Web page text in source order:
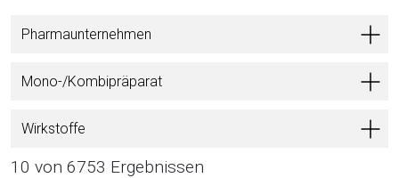
alle
anzuzeigen
Pharmaunternehmen
Mono-/Kombipräparat
Wirkstoffe
10 von 6753 Ergebnissen